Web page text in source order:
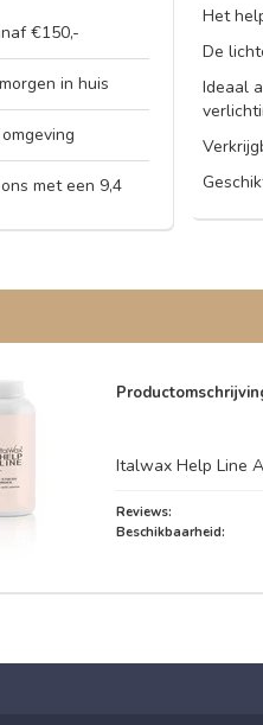
€150,-
in huis
met een 9,4
Het
De
Ideaal
Italwax Help Line
Reviews:
Beschikbaarheid: